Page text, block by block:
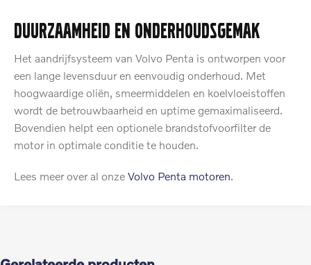
Duurzaamheid en onderhoudsgemak
Het aandrijfsysteem van Volvo Penta is ontworpen voor
een lange levensduur en eenvoudig onderhoud. Met
hoogwaardige oliën, smeermiddelen en koelvloeistoffen
wordt de betrouwbaarheid en uptime gemaximaliseerd.
Bovendien helpt een optionele brandstofvoorfilter de
motor in optimale conditie te houden.
Lees meer over al onze Volvo Penta motoren.